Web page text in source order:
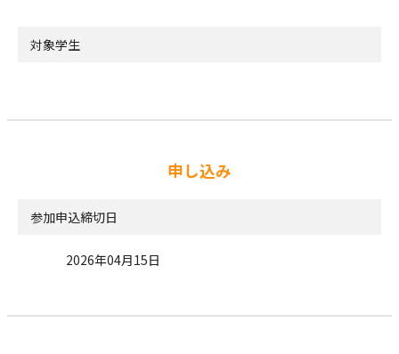
対象学生
申し込み
参加申込締切日
2026年04月15日